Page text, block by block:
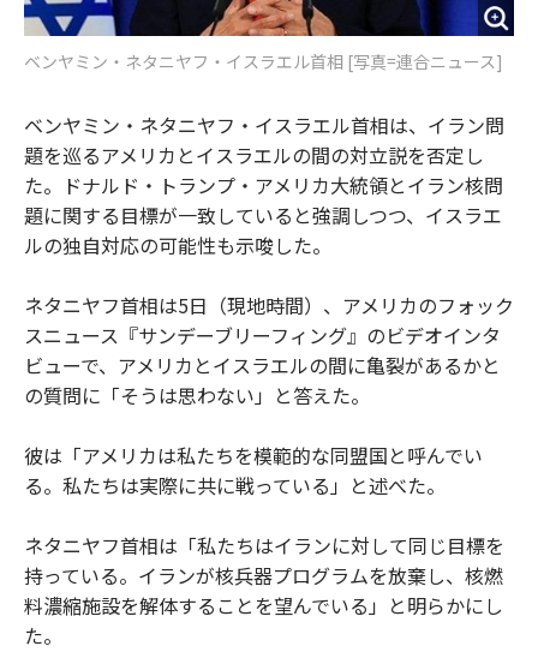
ベンヤミン・ネタニヤフ・イスラエル首相 [写真=連合ニュース]
ベンヤミン・ネタニヤフ・イスラエル首相は、イラン問
題を巡るアメリカとイスラエルの間の対立説を否定し
た。ドナルド・トランプ・アメリカ大統領とイラン核問
題に関する目標が一致していると強調しつつ、イスラエ
ルの独自対応の可能性も示唆した。
ネタニヤフ首相は5日（現地時間）、アメリカのフォック
スニュース『サンデーブリーフィング』のビデオインタ
ビューで、アメリカとイスラエルの間に亀裂があるかと
の質問に「そうは思わない」と答えた。
彼は「アメリカは私たちを模範的な同盟国と呼んでい
る。私たちは実際に共に戦っている」と述べた。
ネタニヤフ首相は「私たちはイランに対して同じ目標を
持っている。イランが核兵器プログラムを放棄し、核燃
料濃縮施設を解体することを望んでいる」と明らかにし
た。